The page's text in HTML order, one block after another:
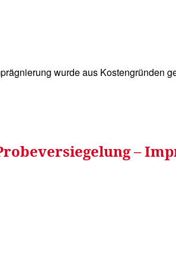
wurde aus Kostengründen
–